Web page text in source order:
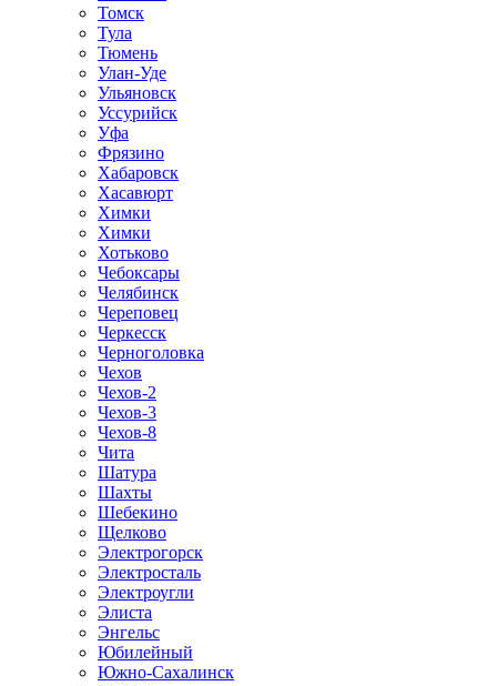
Томск
Тула
Тюмень
Улан-Уде
Ульяновск
Уссурийск
Уфа
Фрязино
Хабаровск
Хасавюрт
Химки
Химки
Хотьково
Чебоксары
Челябинск
Череповец
Черкесск
Черноголовка
Чехов
Чехов-2
Чехов-3
Чехов-8
Чита
Шатура
Шахты
Шебекино
Щелково
Электрогорск
Электросталь
Электроугли
Элиста
Энгельс
Юбилейный
Южно-Сахалинск